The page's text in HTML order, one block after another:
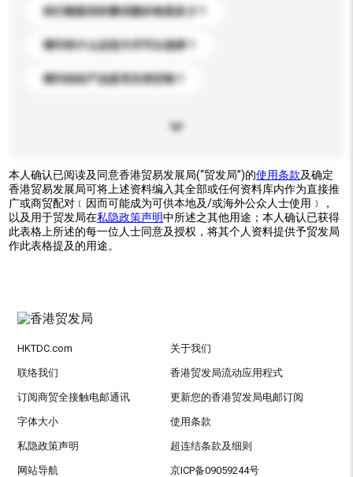
你们能提供的最优惠价格是多少？
请问有什么运送方式可以选择？
请问你的产品是否支持定制？
本人确认已阅读及同意香港贸易发展局(“贸发局”)的使用条款及确定
香港贸易发展局可将上述资料编入其全部或任何资料库内作为直接推
广或商贸配对﹝因而可能成为可供本地及/或海外公众人士使用﹞，
以及用于贸发局在私隐政策声明中所述之其他用途；本人确认已获得
此表格上所述的每一位人士同意及授权，将其个人资料提供予贸发局
作此表格提及的用途。
HKTDC.com 关于我们
联络我们 香港贸发局流动应用程式
订阅商贸全接触电邮通讯 更新您的香港贸发局电邮订阅
字体大小 使用条款
私隐政策声明 超连结条款及细则
网站导航 京ICP备09059244号